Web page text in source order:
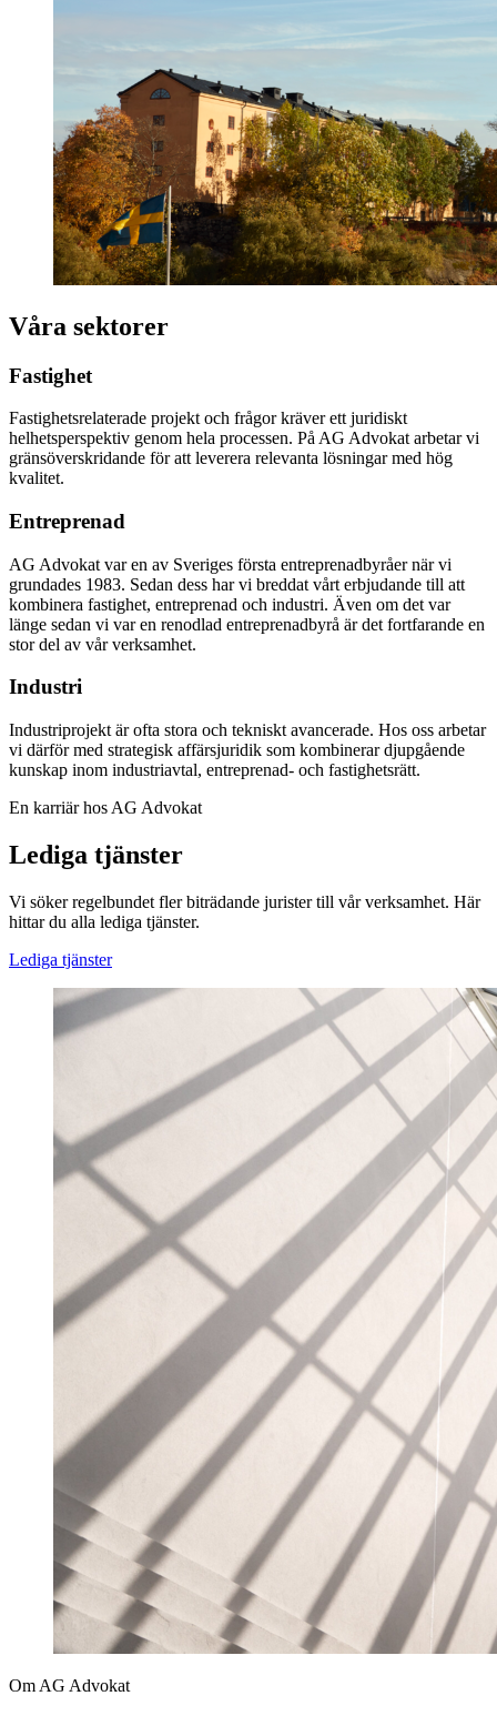
Våra sektorer
Fastighet
Fastighetsrelaterade projekt och frågor kräver ett juridiskt
helhetsperspektiv genom hela processen. På AG Advokat arbetar vi
gränsöverskridande för att leverera relevanta lösningar med hög
kvalitet.
Entreprenad
AG Advokat var en av Sveriges första entreprenadbyråer när vi
grundades 1983. Sedan dess har vi breddat vårt erbjudande till att
kombinera fastighet, entreprenad och industri. Även om det var
länge sedan vi var en renodlad entreprenadbyrå är det fortfarande en
stor del av vår verksamhet.
Industri
Industriprojekt är ofta stora och tekniskt avancerade. Hos oss arbetar
vi därför med strategisk affärsjuridik som kombinerar djupgående
kunskap inom industriavtal, entreprenad- och fastighetsrätt.
En karriär hos AG Advokat
Lediga tjänster
Vi söker regelbundet fler biträdande jurister till vår verksamhet. Här
hittar du alla lediga tjänster.
Lediga tjänster
Om AG Advokat